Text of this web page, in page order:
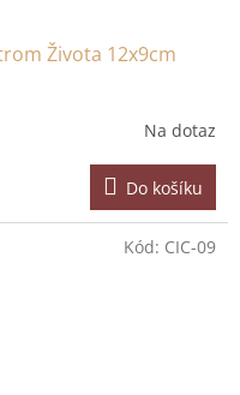
Života 12x9cm
Na dotaz
Do košíku
Kód: CIC-09